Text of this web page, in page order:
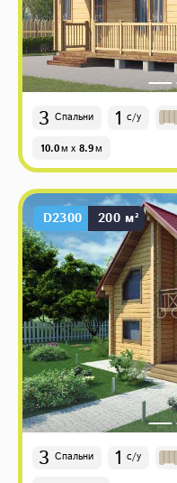
3 Спальни 1 с/у
10.0м x 8.9м
D2300 200 м²
3 Спальни 1 с/у